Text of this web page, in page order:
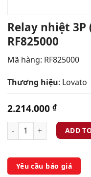
Relay nhiệt 3P
RF825000
Mã hàng: RF825000
Thương hiệu: Lovato
2.214.000 ₫
ADD
Yêu cầu báo giá